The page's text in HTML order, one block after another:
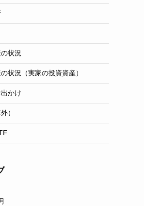
状況
状況（実家の投資資産）
かけ
）